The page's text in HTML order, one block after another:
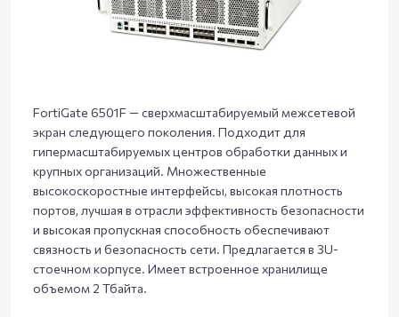
FortiGate 6501F — сверхмасштабируемый межсетевой
экран следующего поколения. Подходит для
гипермасштабируемых центров обработки данных и
крупных организаций. Множественные
высокоскоростные интерфейсы, высокая плотность
портов, лучшая в отрасли эффективность безопасности
и высокая пропускная способность обеспечивают
связность и безопасность сети. Предлагается в 3U-
стоечном корпусе. Имеет встроенное хранилище
объемом 2 Тбайта.